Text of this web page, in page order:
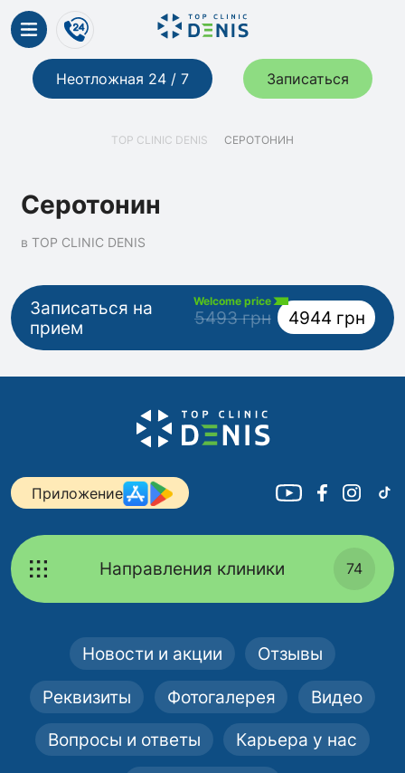
Неотложная 24 / 7 Записаться
TOP CLINIC DENIS СЕРОТОНИН
Серотонин
в TOP CLINIC DENIS
Записаться на
прием
Welcome price
5493 грн 4944 грн
Приложение
Направления клиники 74
Новости и акции Отзывы
Реквизиты Фотогалерея Видео
Вопросы и ответы Карьера у нас